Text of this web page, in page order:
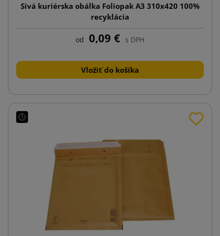
Sivá kuriérska obálka Foliopak A3 310x420 100%
recyklácia
od 0,09 € s DPH
Vložiť do košíka